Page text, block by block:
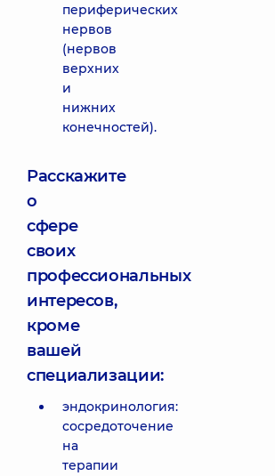
периферических
нервов
(нервов
верхних
и
нижних
конечностей).
Расскажите
о
сфере
своих
профессиональных
интересов,
кроме
вашей
специализации:
эндокринология:
сосредоточение
на
терапии